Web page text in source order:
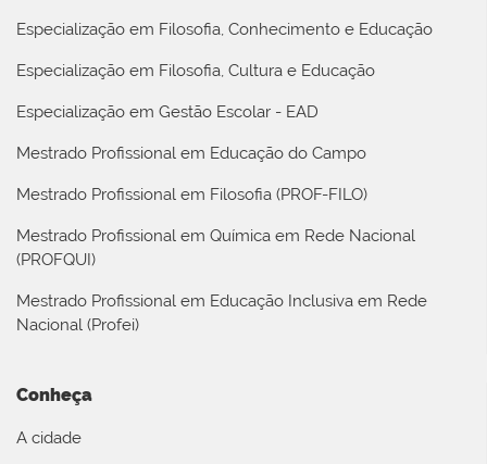
Especialização em Filosofia, Conhecimento e Educação
Especialização em Filosofia, Cultura e Educação
Especialização em Gestão Escolar - EAD
Mestrado Profissional em Educação do Campo
Mestrado Profissional em Filosofia (PROF-FILO)
Mestrado Profissional em Química em Rede Nacional
(PROFQUI)
Mestrado Profissional em Educação Inclusiva em Rede
Nacional (Profei)
Conheça
A cidade